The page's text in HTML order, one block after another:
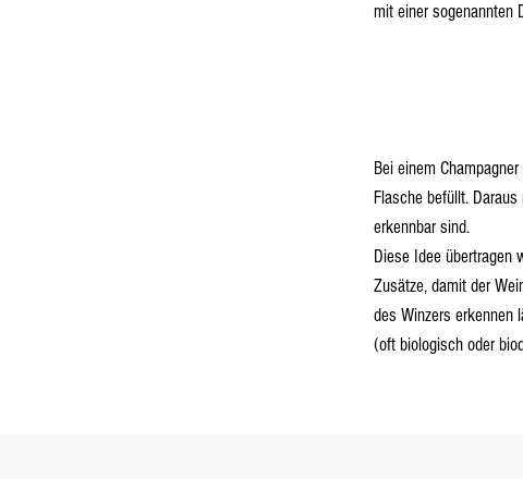
mit einer sogenannten
Bei einem
Flasche befüllt.
erkennbar sind.
Diese Idee übertragen
Zusätze, damit der
des Winzers erkennen
(oft biologisch oder